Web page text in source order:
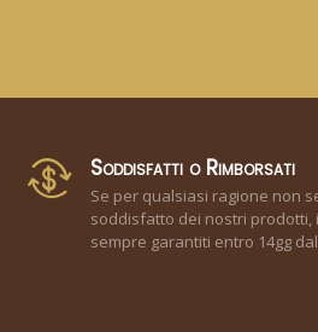
Soddisfatti o Rimborsati
Se per qualsiasi ragione non
soddisfatto dei nostri prodotti,
sempre garantiti entro 14gg